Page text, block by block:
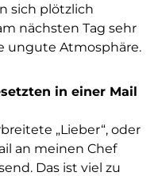
sich plötzlich
nächsten Tag sehr
ungute Atmosphäre.
in einer Mail
„Lieber“, oder
an meinen Chef
Das ist viel zu